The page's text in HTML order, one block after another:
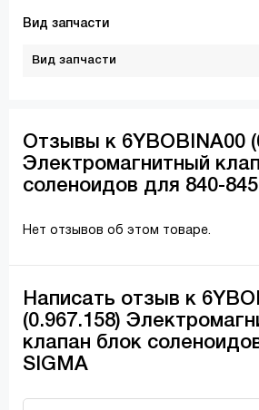
Вид запчасти
Вид запчасти
Отзывы к 6YBOBINA00
Электромагнитный
соленоидов для 840-
Нет отзывов об этом товаре.
Написать отзыв к
(0.967.158)
клапан блок
SIGMA